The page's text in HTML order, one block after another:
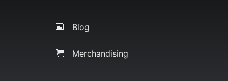
Blog
Merchandising